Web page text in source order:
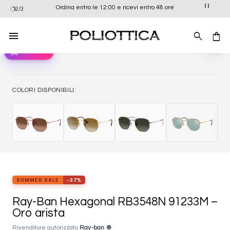
Salta
ai
contenuti
2/3 Ordina entro le 12:00 e ricevi entro 48 ore
view_in_ar
COLORI DISPONIBILI:
SUMMER SALE -37%
Ray-Ban Hexagonal RB3548N 91233M –
Oro arista
Rivenditore autorizzato Ray-ban ®